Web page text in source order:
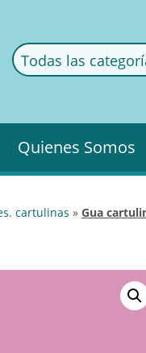
Quienes Somos
cartulinas » gua